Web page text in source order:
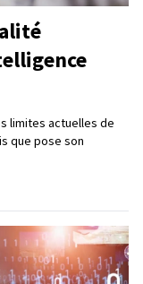
limites actuelles de
que pose son